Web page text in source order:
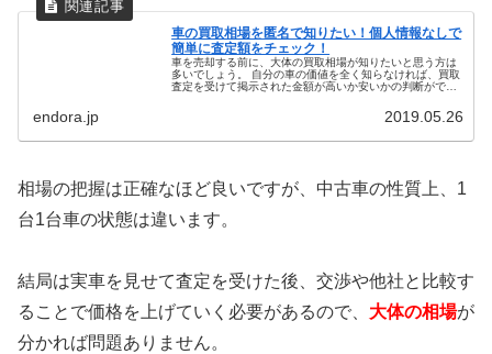
車の買取相場を匿名で知りたい！個人情報なしで
簡単に査定額をチェック！
車を売却する前に、大体の買取相場が知りたいと思う方は
多いでしょう。 自分の車の価値を全く知らなければ、買取
査定を受けて掲示された金額が高いか安いかの判断ができ
endora.jp 2019.05.26
相場の把握は正確なほど良いですが、中古車の性質上、1
台1台車の状態は違います。
結局は実車を見せて査定を受けた後、交渉や他社と比較す
ることで価格を上げていく必要があるので、 大体の相場が
分かれば問題ありません。